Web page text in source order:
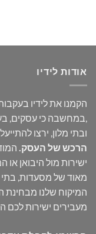
אודות לידיו
הקמנו את לידיו
,במחשבה כי עסקים,
ובתי מלון, ירצו
הרכש של העסק.
ישירות מול היבואן או
מאוד של מסעדות, בתי
המיקוח שלנו מבחינת
מעבירים ישירות לכם